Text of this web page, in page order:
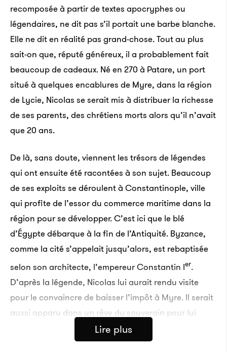
recomposée à partir de textes apocryphes ou
légendaires, ne dit pas s’il portait une barbe blanche.
Elle ne dit en réalité pas grand-chose. Tout au plus
sait-on que, réputé généreux, il a probablement fait
beaucoup de cadeaux. Né en 270 à Patare, un port
situé à quelques encablures de Myre, dans la région
de Lycie, Nicolas se serait mis à distribuer la richesse
de ses parents, des chrétiens morts alors qu’il n’avait
que 20 ans.
De là, sans doute, viennent les trésors de légendes
qui ont ensuite été racontées à son sujet. Beaucoup
de ses exploits se déroulent à Constantinople, ville
qui profite de l’essor du commerce maritime dans la
région pour se développer. C’est ici que le blé
d’Égypte débarque à la fin de l’Antiquité. Byzance,
comme la cité s’appelait jusqu’alors, est rebaptisée
selon son architecte, l’empereur Constantin Ier.
D’après la légende, Nicolas lui aurait rendu visite
pour le convaincre de baisser l’impôt à Myre. Il serait
aussi apparu dans un rêve du souverain pour lui
conseiller de gracier trois généraux injustement
condamnés à mort. L’équipage d’un navire pris dans
Lire plus